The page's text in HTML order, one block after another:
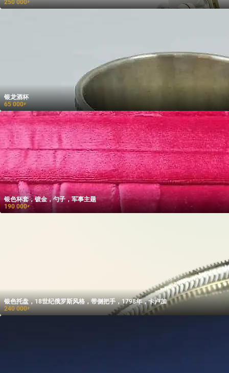
250 000₽
银龙酒杯
65 000₽
银色杯套，镀金，勺子，军事主题
190 000₽
银色托盘，18世纪俄罗斯风格，带侧把手，1798年，卡卢加
240 000₽